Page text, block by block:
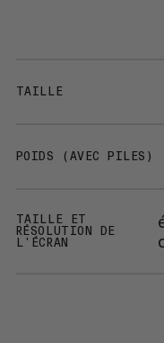
TAILLE
POIDS (AVEC PILES)
TAILLE ET
RÉSOLUTION DE
L'ÉCRAN